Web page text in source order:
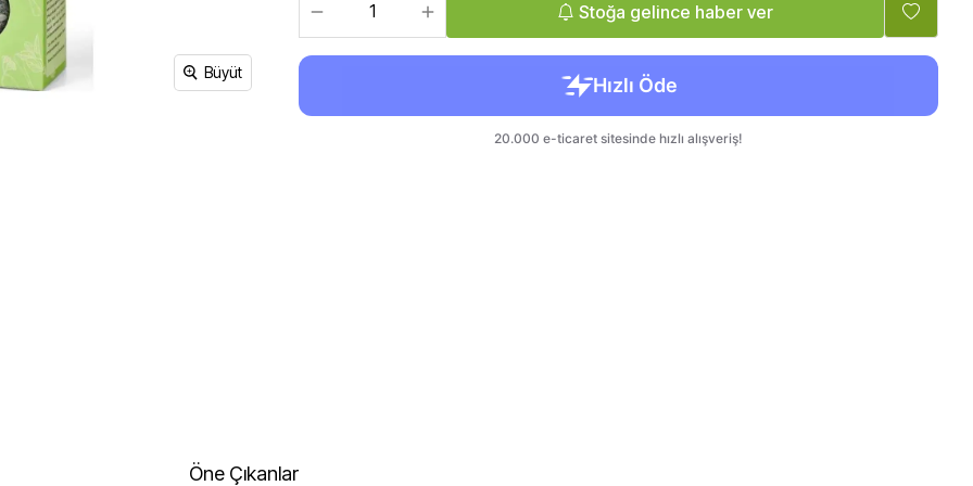
Et Ürünleri Büyüt
Stoğa gelince haber ver
Öne Çıkanlar